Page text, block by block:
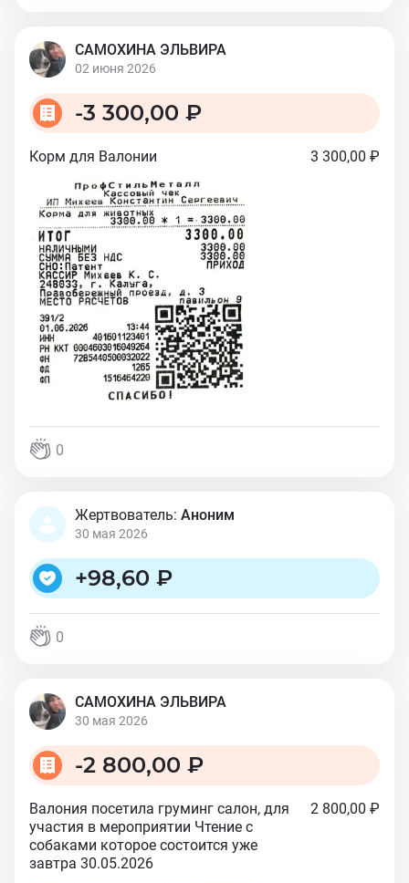
САМОХИНА ЭЛЬВИРА
02 июня 2026
-3 300,00 ₽
Корм для Валонии 3 300,00 ₽
0
Жертвователь: Аноним
30 мая 2026
+98,60 ₽
0
САМОХИНА ЭЛЬВИРА
30 мая 2026
-2 800,00 ₽
Валония посетила груминг салон, для
участия в мероприятии Чтение с
собаками которое состоится уже
завтра 30.05.2026
2 800,00 ₽